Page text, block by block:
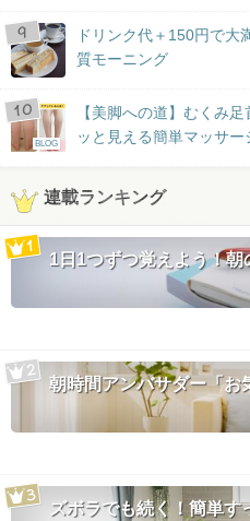
ドリンク代＋150円で大
質モーニング
BLOG
【美脚への道】むくみ
ッと見える簡単マッサー
連載ランキング
1日1つずつ覚えよう！
朝時間アンバサダー「お
ズボラでも続く！簡単す